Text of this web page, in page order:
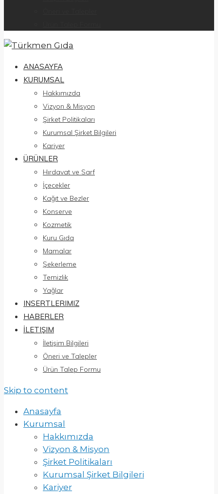
ANASAYFA
KURUMSAL
Hakkımızda
Vizyon & Misyon
Şirket Politikaları
Kurumsal Şirket Bilgileri
Kariyer
ÜRÜNLER
Hırdavat ve Sarf
İçecekler
Kağıt ve Bezler
Konserve
Kozmetik
Kuru Gıda
Mamalar
Şekerleme
Temizlik
Yağlar
INSERTLERIMIZ
HABERLER
İLETIŞIM
İletişim Bilgileri
Öneri ve Talepler
Ürün Talep Formu
Skip to content
Anasayfa
Kurumsal
Hakkımızda
Vizyon & Misyon
Şirket Politikaları
Kurumsal Şirket Bilgileri
Kariyer